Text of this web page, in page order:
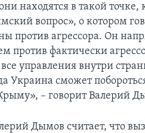
находятся в такой
вопрос», о котором
против агрессора. Он
против фактически
все управления внутри
Украина сможет
– говорит Валерий
Дымов считает, что